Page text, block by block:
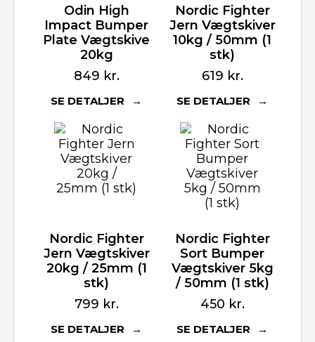
Odin High
Impact Bumper
Plate Vægtskive
20kg
849 kr.
SE DETALJER
Nordic Fighter
Jern Vægtskiver
10kg / 50mm (1
stk)
619 kr.
SE DETALJER
Nordic Fighter
Jern Vægtskiver
20kg / 25mm (1
stk)
799 kr.
SE DETALJER
Nordic Fighter
Sort Bumper
Vægtskiver 5kg
/ 50mm (1 stk)
450 kr.
SE DETALJER